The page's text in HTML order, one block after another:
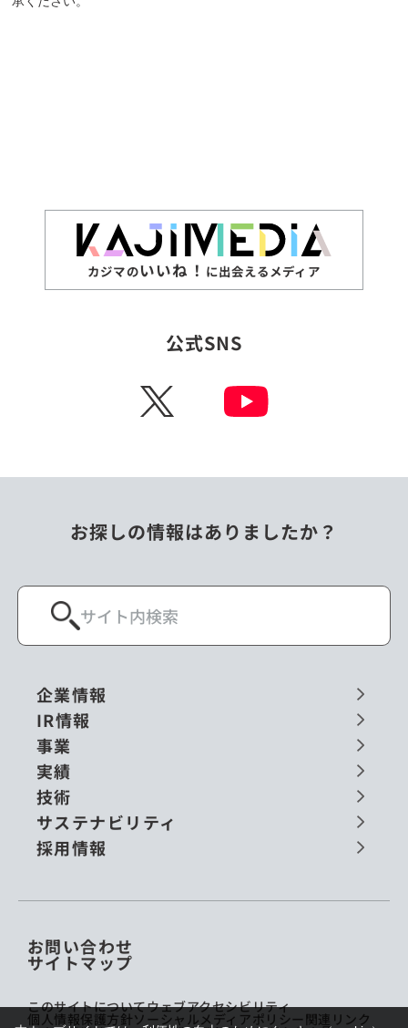
カジマのいいね！ に出会えるメディア
公式SNS
X
お探しの情報はありましたか？
企業情報
IR情報
事業
実績
技術
サステナビリティ
採用情報
お問い合わせ
サイトマップ
このサイトについてウェブアクセシビリティ
個人情報保護方針ソーシャルメディアポリシー 関連リンク